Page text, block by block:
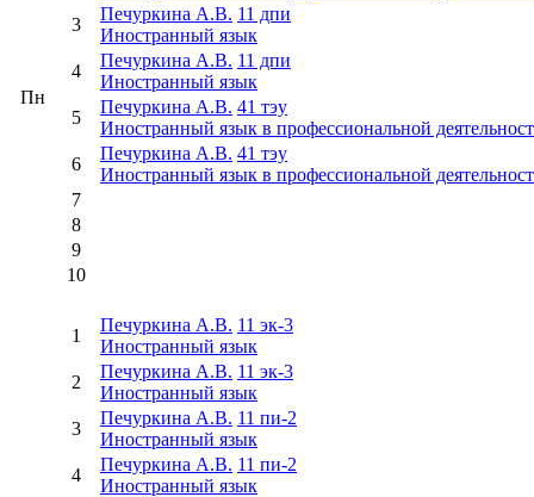
Пн
3
Печуркина А.В. 11 дпи
Иностранный язык
4
Печуркина А.В. 11 дпи
Иностранный язык
5
Печуркина А.В. 41 тэу
Иностранный язык в профессиональной
6
Печуркина А.В. 41 тэу
Иностранный язык в профессиональной
7
8
9
10
1
Печуркина А.В. 11 эк-3
Иностранный язык
2
Печуркина А.В. 11 эк-3
Иностранный язык
3
Печуркина А.В. 11 пи-2
Иностранный язык
4
Печуркина А.В. 11 пи-2
Иностранный язык